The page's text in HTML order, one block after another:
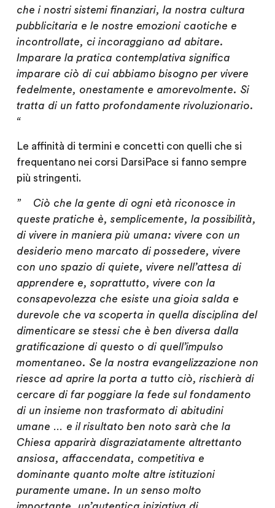
che i nostri sistemi finanziari, la nostra cultura
pubblicitaria e le nostre emozioni caotiche e
incontrollate, ci incoraggiano ad abitare.
Imparare la pratica contemplativa significa
imparare ciò di cui abbiamo bisogno per vivere
fedelmente, onestamente e amorevolmente. Si
tratta di un fatto profondamente rivoluzionario.
“
Le affinità di termini e concetti con quelli che si
frequentano nei corsi DarsiPace si fanno sempre
più stringenti.
” Ciò che la gente di ogni età riconosce in
queste pratiche è, semplicemente, la possibilità,
di vivere in maniera più umana: vivere con un
desiderio meno marcato di possedere, vivere
con uno spazio di quiete, vivere nell’attesa di
apprendere e, soprattutto, vivere con la
consapevolezza che esiste una gioia salda e
durevole che va scoperta in quella disciplina del
dimenticare se stessi che è ben diversa dalla
gratificazione di questo o di quell’impulso
momentaneo. Se la nostra evangelizzazione non
riesce ad aprire la porta a tutto ciò, rischierà di
cercare di far poggiare la fede sul fondamento
di un insieme non trasformato di abitudini
umane … e il risultato ben noto sarà che la
Chiesa apparirà disgraziatamente altrettanto
ansiosa, affaccendata, competitiva e
dominante quanto molte altre istituzioni
puramente umane. In un senso molto